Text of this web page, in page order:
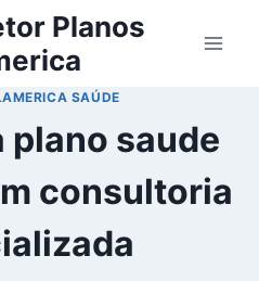
Planos
SAÚDE
plano saude
consultoria